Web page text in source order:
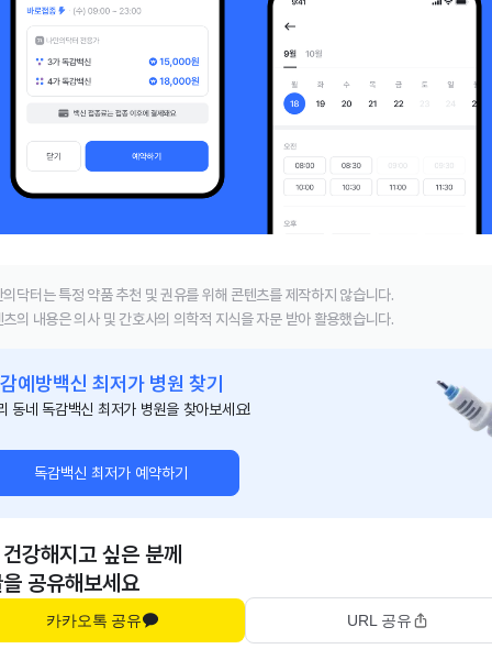
의닥터는 특정 약품 추천 및 권유를 위해 콘텐츠를 제작하지 않습니다.
츠의 내용은 의사 및 간호사의 의학적 지식을 자문 받아 활용했습니다.
예방백신 최저가 병원 찾기
동네 독감백신 최저가 병원을 찾아보세요!
독감백신 최저가 예약하기
강해지고 싶은 분께
공유해보세요
카카오톡 공유 URL 공유